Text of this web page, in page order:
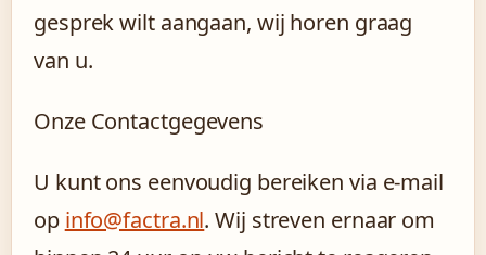
gesprek wilt aangaan, wij horen graag
van u.
Onze Contactgegevens
U kunt ons eenvoudig bereiken via e-mail
op info@factra.nl. Wij streven ernaar om